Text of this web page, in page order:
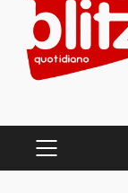
content
PRIMARY